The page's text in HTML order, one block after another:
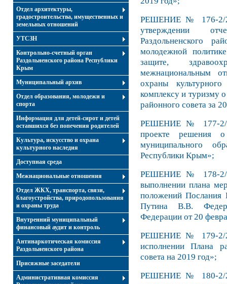
Отдел архитектуры,
градостроительства, имущественных и
земельных отношений
УТСЗН
Контрольно-счетный орган
Раздольненского района Республики
Крым
Муниципальный архив
Отдел образования, молодежи и
спорта
Информация для детей-сирот и детей
оставшихся без попечения родителей
Культура, искусство и охрана
культурного наследия
Доступная среда
Межнациональные отношения
Отдел ЖКХ, транспорта, связи,
благоустройства, природопользования
и охраны труда
Внутренний муниципальный
финансовый аудит и контроль
Антинаркотическая комиссия
Раздольненского района
Присяжные заседатели
Административная комиссия
РЕШЕНИЕ № 176-2/
утверждении
Раздольненского
молодежной
защите,
межнациональным
охраны
комплексу и туризму о
районного совета за
РЕШЕНИЕ № 177-2/
проекте решения
муниципального
Республики Крым»;
РЕШЕНИЕ № 178-2/
выполнении плана
положений Послания
Путина В.В.
Федерации от 20
РЕШЕНИЕ № 179-2/
исполнении Плана
совета на 2019 год»;
РЕШЕНИЕ № 180-2/